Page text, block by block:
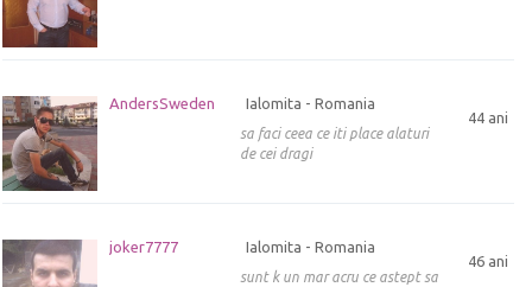
AndersSweden
44 ani
Ialomita - Romania
sa faci ceea ce iti place alaturi
de cei dragi
joker7777
46 ani
Ialomita - Romania
sunt k un mar acru ce astept sa